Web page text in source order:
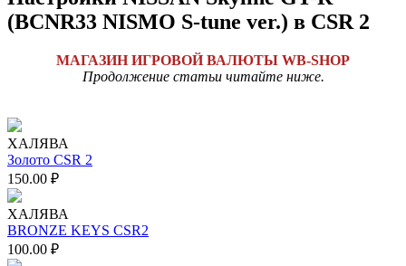
(BCNR33 NISMO S-tune ver.) в CSR 2
МАГАЗИН ИГРОВОЙ ВАЛЮТЫ WB-SHOP
Продолжение статьи читайте ниже.
ХАЛЯВА
Золото CSR 2
150.00 ₽
ХАЛЯВА
BRONZE KEYS CSR2
100.00 ₽